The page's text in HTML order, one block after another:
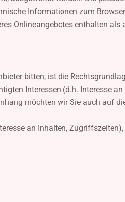
Informationen zum
Onlineangebotes enthalten
bitten, ist die
Interessen (d.h. Interesse
möchten wir Sie auch auf
an Inhalten,